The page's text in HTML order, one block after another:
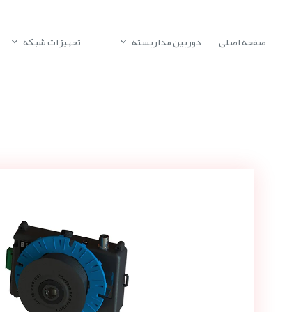
صفحه اصلی دوربین مداربسته تجهیزات شبکه